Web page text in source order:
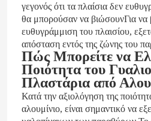
Σπίτι
Προϊόντα
Βίντεο
γεγονός ότι τα πλαίσια δεν
θα μπορούσαν να βιώσουνΓια να
ευθυγράμμιση του πλαισίου,
απόσταση εντός της ζώνης του
Πώς Μπορείτε να
Ποιότητα του
Πλαστάρια από
Κατά την αξιολόγηση της
αλουμίνιο, είναι σημαντικό να